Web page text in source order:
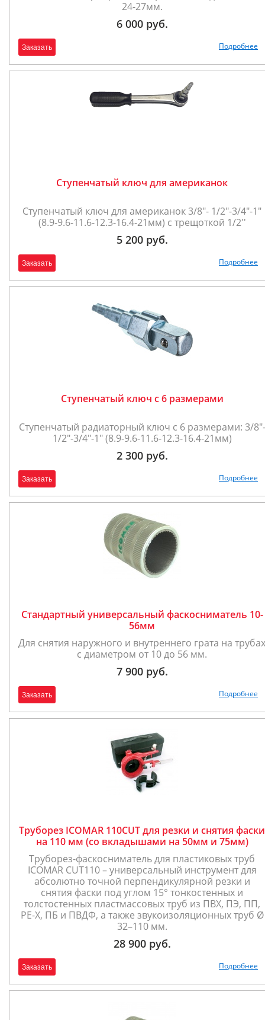
24-27мм.
6 000 руб.
Заказать Подробнее
Ступенчатый ключ для американок
Ступенчатый ключ для американок 3/8"- 1/2"-3/4"-1"
(8.9-9.6-11.6-12.3-16.4-21мм) с трещоткой 1/2''
5 200 руб.
Заказать Подробнее
Ступенчатый ключ с 6 размерами
Ступенчатый радиаторный ключ с 6 размерами: 3/8"-
1/2"-3/4"-1" (8.9-9.6-11.6-12.3-16.4-21мм)
2 300 руб.
Заказать Подробнее
Стандартный универсальный фаскосниматель 10-
56мм
Для снятия наружного и внутреннего грата на трубах
с диаметром от 10 до 56 мм.
7 900 руб.
Заказать Подробнее
Труборез ICOMAR 110CUT для резки и снятия фаски
на 110 мм (со вкладышами на 50мм и 75мм)
Труборез-фаскосниматель для пластиковых труб
ICOMAR CUT110 – универсальный инструмент для
абсолютно точной перпендикулярной резки и
снятия фаски под углом 15° тонкостенных и
толстостенных пластмассовых труб из ПВХ, ПЭ, ПП,
PE-X, ПБ и ПВДФ, а также звукоизоляционных труб Ø
32–110 мм.
28 900 руб.
Заказать Подробнее